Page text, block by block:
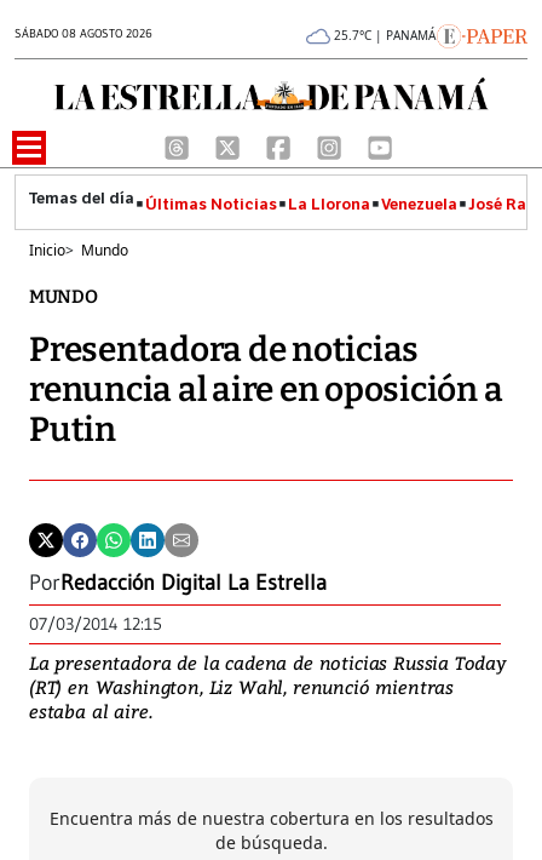
SÁBADO 08 AGOSTO 2026 25.7°C | PANAMÁ
Últimas Noticias La Llorona Venezuela José
Inicio> Mundo
MUNDO
Presentadora de noticias
renuncia al aire en oposición a
Putin
PorRedacción Digital La Estrella
07/03/2014 12:15
La presentadora de la cadena de noticias Russia Today
(RT) en Washington, Liz Wahl, renunció mientras
estaba al aire.
Encuentra más de nuestra cobertura en los resultados
de búsqueda.